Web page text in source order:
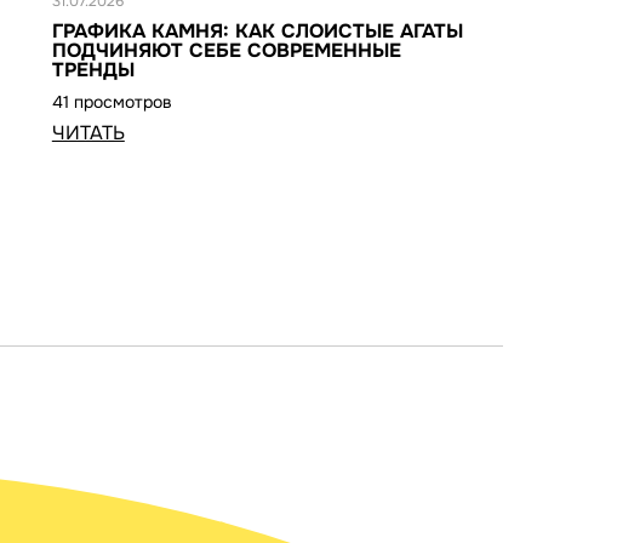
ГРАФИКА КАМНЯ: КАК СЛОИСТЫЕ АГАТЫ
ПОДЧИНЯЮТ СЕБЕ СОВРЕМЕННЫЕ
ТРЕНДЫ
41 просмотров
ЧИТАТЬ